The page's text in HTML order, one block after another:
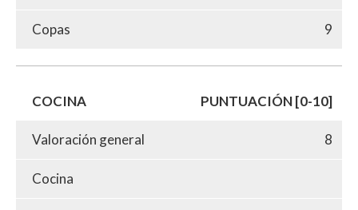
Copas 9
COCINA PUNTUACIÓN [0-10]
Valoración general 8
Cocina